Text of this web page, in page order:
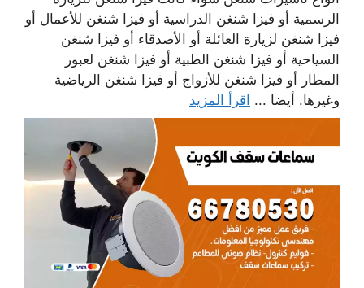
الرسمية أو فيزا شنغن الدراسية أو فيزا شنغن للأعمال أو
فيزا شنغن لزيارة العائلة أو الأصدقاء أو فيزا شنغن
السياحية أو فيزا شنغن الطبية أو فيزا شنغن لعبور
المطار أو فيزا شنغن للأزواج أو فيزا شنغن الرياضية
وغيرها. أيضا ... اقرأ المزيد